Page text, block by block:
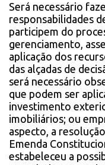
Será necessário
responsabilidades
participem do
gerenciamento,
aplicação dos
das alçadas de
será necessário
que podem ser
investimento
imobiliários; ou
aspecto, a
Emenda
estabeleceu a